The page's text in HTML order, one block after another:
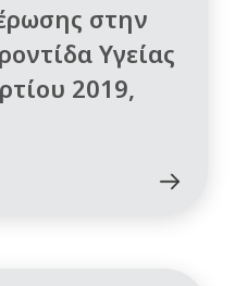
στην
Υγείας
2019,